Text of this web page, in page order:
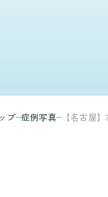
プ 症例写真 【名古屋】